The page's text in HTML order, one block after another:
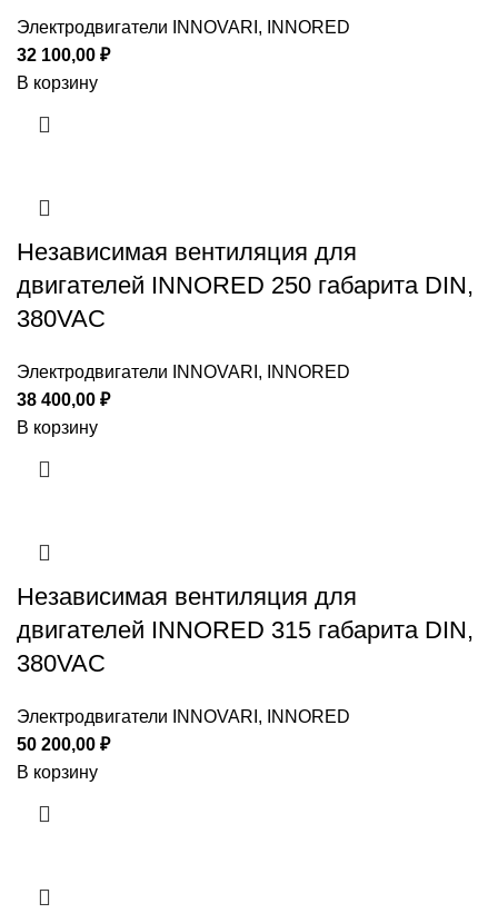
Электродвигатели INNOVARI, INNORED
32 100,00 ₽
В корзину
Независимая вентиляция для
двигателей INNORED 250 габарита DIN,
380VAC
Электродвигатели INNOVARI, INNORED
38 400,00 ₽
В корзину
Независимая вентиляция для
двигателей INNORED 315 габарита DIN,
380VAC
Электродвигатели INNOVARI, INNORED
50 200,00 ₽
В корзину